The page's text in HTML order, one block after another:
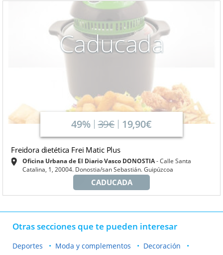
Caducada
49% 39€ 19,90€
Freidora dietética Frei Matic Plus
Oficina Urbana de El Diario Vasco DONOSTIA Calle Santa
Catalina, 1, 20004. Donostia/san Sebastián. Guipúzcoa
CADUCADA
Otras secciones que te pueden interesar
Deportes Moda y complementos
Decoración